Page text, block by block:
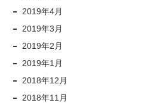
2019年4月
2019年3月
2019年2月
2019年1月
2018年12月
2018年11月